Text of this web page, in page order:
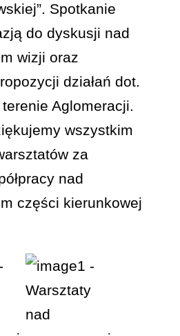
Spotkanie
do dyskusji nad
wizji oraz
działań dot.
Aglomeracji.
wszystkim
za
nad
części kierunkowej